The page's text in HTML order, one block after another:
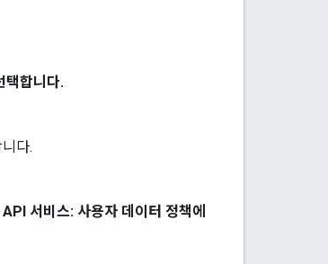
택합니다.
다.
서비스: 사용자 데이터 정책에